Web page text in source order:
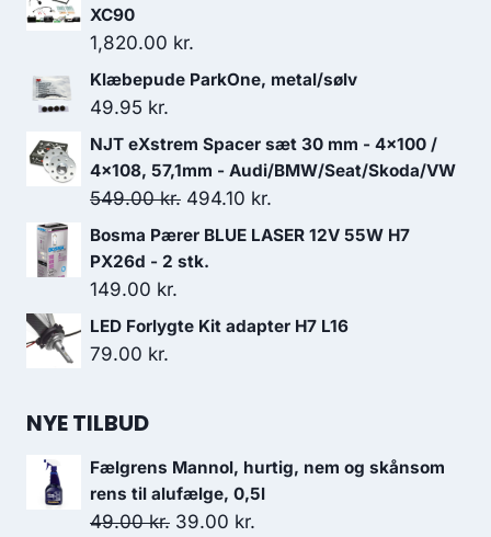
XC90
1,820.00 kr.
Klæbepude ParkOne, metal/sølv
49.95 kr.
NJT eXstrem Spacer sæt 30 mm - 4x100 /
4x108, 57,1mm - Audi/BMW/Seat/Skoda/VW
549.00kr. Den
oprindelige
pris
549.00 kr..
494.10 kr.
aktuelle
494.10 kr..
Bosma Pærer BLUE LASER 12V 55W H7
PX26d - 2 stk.
149.00 kr.
LED Forlygte Kit adapter H7 L16
79.00 kr.
NYE TILBUD
Fælgrens Mannol, hurtig, nem og skånsom
rens til alufælge, 0,5l
49.00kr. Den
39.00 kr.